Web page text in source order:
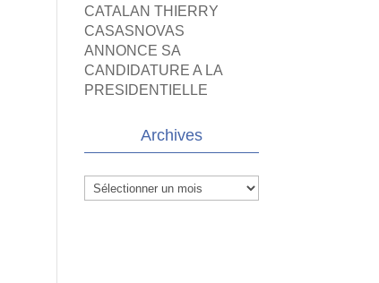
CATALAN THIERRY
CASASNOVAS
ANNONCE SA
CANDIDATURE A LA
PRESIDENTIELLE
Archives
Archives